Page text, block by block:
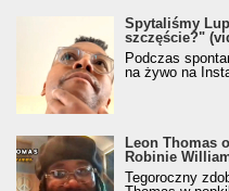
Spytaliśmy
szczęście?"
Podczas
na żywo na
Leon Thomas
Robinie
Tegoroczny